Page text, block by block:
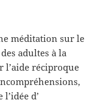
méditation sur le
adultes à la
l’aide réciproque
d’